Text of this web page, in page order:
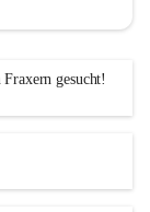
gesucht!